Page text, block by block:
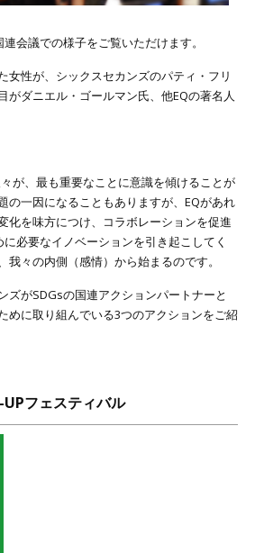
会議での様子をご覧いただけます。
女性が、シックスセカンズのパティ・フリ
がダニエル・ゴールマン氏、他EQの著名人
が、最も重要なことに意識を傾けることが
の一因になることもありますが、EQがあれ
化を味方につけ、コラボレーションを促進
必要なイノベーションを引き起こしてく
々の内側（感情）から始まるのです。
ズがSDGsの国連アクションパートナーと
めに取り組んでいる3つのアクションをご紹
フェスティバル